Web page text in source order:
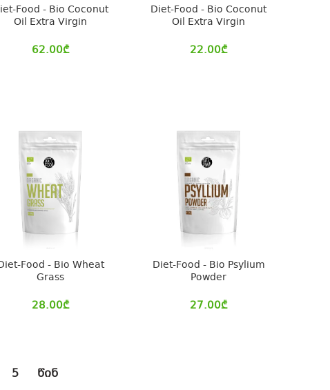
Food - Bio Coconut
Oil Extra Virgin
62.00₾
Diet-Food - Bio Coconut
Oil Extra Virgin
22.00₾
Food - Bio Wheat
Grass
28.00₾
Diet-Food - Bio Psylium
Powder
27.00₾
5 წინ